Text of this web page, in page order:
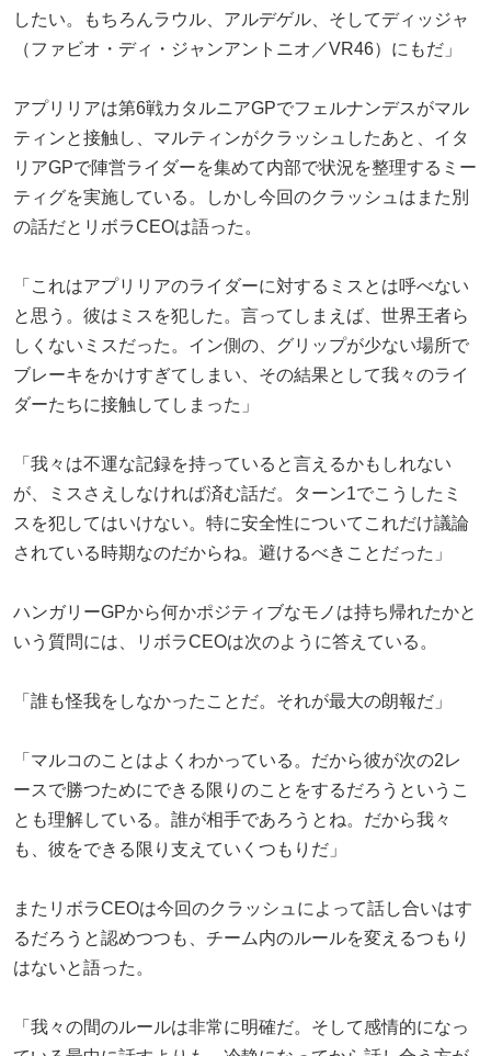
したい。もちろんラウル、アルデゲル、そしてディッジャ
（ファビオ・ディ・ジャンアントニオ／VR46）にもだ」
アプリリアは第6戦カタルニアGPでフェルナンデスがマル
ティンと接触し、マルティンがクラッシュしたあと、イタ
リアGPで陣営ライダーを集めて内部で状況を整理するミー
ティグを実施している。しかし今回のクラッシュはまた別
の話だとリボラCEOは語った。
「これはアプリリアのライダーに対するミスとは呼べない
と思う。彼はミスを犯した。言ってしまえば、世界王者ら
しくないミスだった。イン側の、グリップが少ない場所で
ブレーキをかけすぎてしまい、その結果として我々のライ
ダーたちに接触してしまった」
「我々は不運な記録を持っていると言えるかもしれない
が、ミスさえしなければ済む話だ。ターン1でこうしたミ
スを犯してはいけない。特に安全性についてこれだけ議論
されている時期なのだからね。避けるべきことだった」
ハンガリーGPから何かポジティブなモノは持ち帰れたかと
いう質問には、リボラCEOは次のように答えている。
「誰も怪我をしなかったことだ。それが最大の朗報だ」
「マルコのことはよくわかっている。だから彼が次の2レ
ースで勝つためにできる限りのことをするだろうというこ
とも理解している。誰が相手であろうとね。だから我々
も、彼をできる限り支えていくつもりだ」
またリボラCEOは今回のクラッシュによって話し合いはす
るだろうと認めつつも、チーム内のルールを変えるつもり
はないと語った。
「我々の間のルールは非常に明確だ。そして感情的になっ